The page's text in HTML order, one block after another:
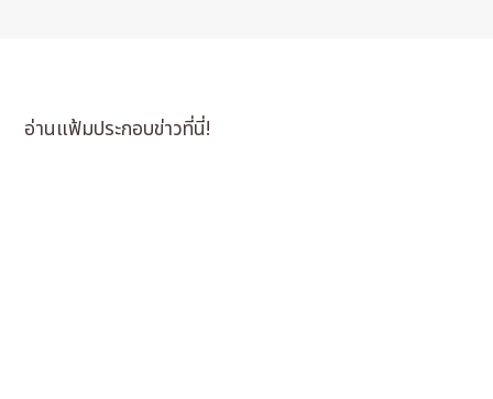
อ่านแฟ้มประกอบข่าวที่นี่!